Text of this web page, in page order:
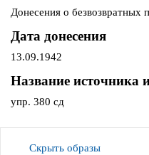
Донесения о безвозвратных
Дата донесения
13.09.1942
Название источника
упр. 380 сд
Скрыть образы